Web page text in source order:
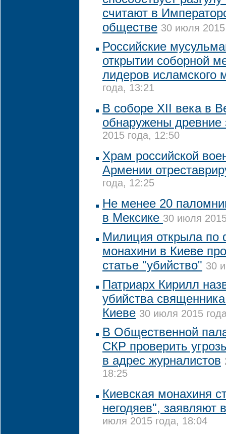
считают в
обществе 30 июля
Российские
открытии соборной
лидеров исламского
года, 13:21
В соборе XII века в
обнаружены древние
2015 года, 12:50
Храм российской
Армении
года, 12:25
Не менее 20
в Мексике 30 июля
Милиция открыла по
монахини в Киеве
статье "убийство" 30
Патриарх Кирилл
убийства
Киеве 30 июля 2015
В Общественной
СКР проверить
в адрес журналистов
18:25
Киевская монахиня
негодяев", заявляют
июля 2015 года, 18:04